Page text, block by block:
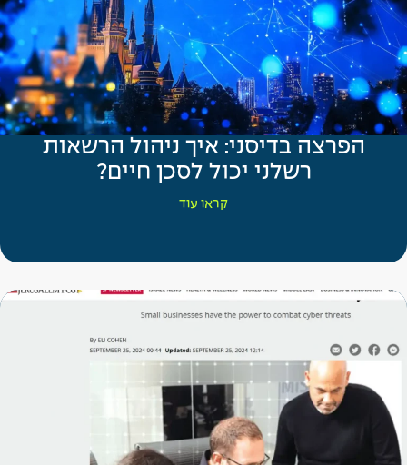
הפרצה בדיסני: איך ניהול הרשאות
רשלני יכול לסכן חיים?
קראו עוד